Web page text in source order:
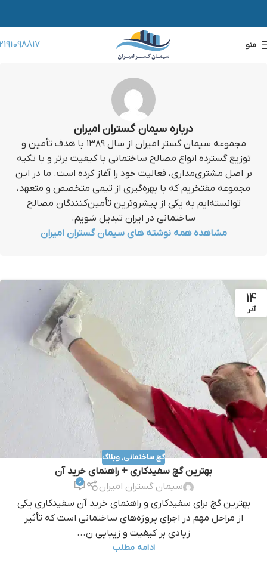
منو
درباره سیمان گستران امیران
مجموعه سیمان گستر امیران از سال ۱۳۸۹ با هدف تأمین و
توزیع گسترده انواع مصالح ساختمانی با کیفیت برتر و با تکیه
بر اصل مشتری‌مداری، فعالیت خود را آغاز کرده است. ما در این
مجموعه مفتخریم که با بهره‌گیری از تیمی متخصص و متعهد،
توانسته‌ایم به یکی از پیشروترین تأمین‌کنندگان مصالح
ساختمانی در ایران تبدیل شویم.
مشاهده همه نوشته های سیمان گستران امیران
14
آذر
گچ ساختمانی,وبلاگ
بهترین گچ سفیدکاری + راهنمای خرید آن
سیمان گستران امیران
0
بهترین گچ برای سفیدکاری و راهنمای خرید آن سفیدکاری یکی
از مراحل مهم در اجرای پروژه‌های ساختمانی است که تأثیر
زیادی بر کیفیت و زیبایی ن...
ادامه مطلب